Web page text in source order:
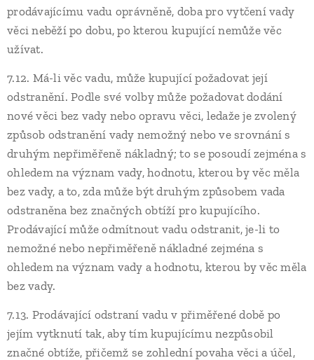
prodávajícímu vadu oprávněně, doba pro vytčení vady
věci neběží po dobu, po kterou kupující nemůže věc
užívat.
7.12. Má-li věc vadu, může kupující požadovat její
odstranění. Podle své volby může požadovat dodání
nové věci bez vady nebo opravu věci, ledaže je zvolený
způsob odstranění vady nemožný nebo ve srovnání s
druhým nepřiměřeně nákladný; to se posoudí zejména s
ohledem na význam vady, hodnotu, kterou by věc měla
bez vady, a to, zda může být druhým způsobem vada
odstraněna bez značných obtíží pro kupujícího.
Prodávající může odmítnout vadu odstranit, je-li to
nemožné nebo nepřiměřeně nákladné zejména s
ohledem na význam vady a hodnotu, kterou by věc měla
bez vady.
7.13. Prodávající odstraní vadu v přiměřené době po
jejím vytknutí tak, aby tím kupujícímu nezpůsobil
značné obtíže, přičemž se zohlední povaha věci a účel,